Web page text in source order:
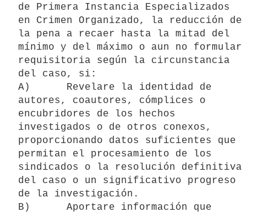
de Primera Instancia Especializados
en Crimen Organizado, la reducción de
la pena a recaer hasta la mitad del
mínimo y del máximo o aun no formular
requisitoria según la circunstancia
del caso, si:
A)      Revelare la identidad de
autores, coautores, cómplices o
encubridores de los hechos
investigados o de otros conexos,
proporcionando datos suficientes que
permitan el procesamiento de los
sindicados o la resolución definitiva
del caso o un significativo progreso
de la investigación.
B)      Aportare información que